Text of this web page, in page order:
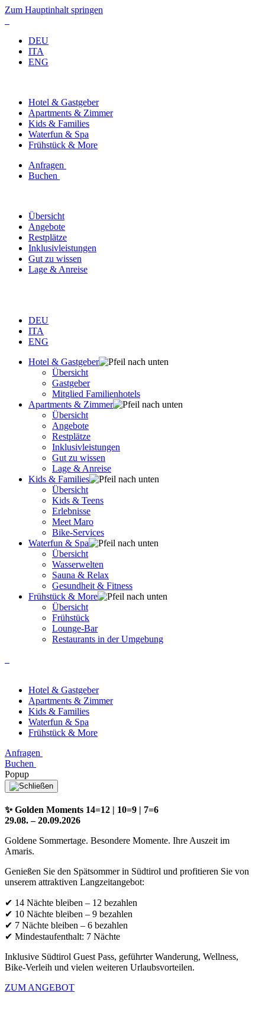
Zum Hauptinhalt springen
DEU
ITA
ENG
Hotel & Gastgeber
Apartments & Zimmer
Kids & Families
Waterfun & Spa
Frühstück & More
Anfragen
Buchen
Übersicht
Angebote
Restplätze
Inklusivleistungen
Gut zu wissen
Lage & Anreise
DEU
ITA
ENG
Hotel & Gastgeber
Übersicht
Gastgeber
Mitglied Familienhotels
Apartments & Zimmer
Übersicht
Angebote
Restplätze
Inklusivleistungen
Gut zu wissen
Lage & Anreise
Kids & Families
Übersicht
Kids & Teens
Erlebnisse
Meet Maro
Bike-Services
Waterfun & Spa
Übersicht
Wasserwelten
Sauna & Relax
Gesundheit & Fitness
Frühstück & More
Übersicht
Frühstück
Lounge-Bar
Restaurants in der Umgebung
Hotel & Gastgeber
Apartments & Zimmer
Kids & Families
Waterfun & Spa
Frühstück & More
Anfragen
Buchen
Popup
✨ Golden Moments 14=12 | 10=9 | 7=6
29.08. – 20.09.2026
Goldene Sommertage. Besondere Momente. Ihre Auszeit im
Amaris.
Genießen Sie den Spätsommer in Südtirol und profitieren Sie von
unserem attraktiven Langzeitangebot:
✔ 14 Nächte bleiben – 12 bezahlen
✔ 10 Nächte bleiben – 9 bezahlen
✔ 7 Nächte bleiben – 6 bezahlen
✔ Mindestaufenthalt: 7 Nächte
Inklusive Südtirol Guest Pass, geführter Wanderung, Wellness,
Bike-Verleih und vielen weiteren Urlaubsvorteilen.
ZUM ANGEBOT